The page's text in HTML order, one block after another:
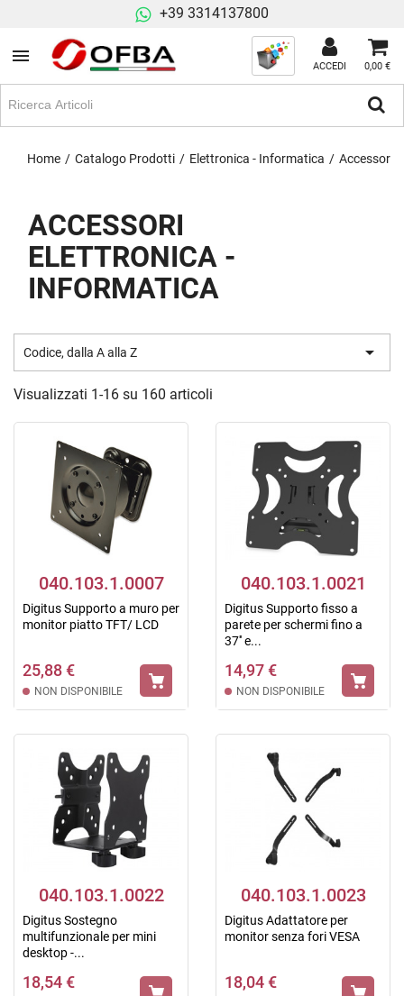
+39 3314137800
ACCEDI 0,00 €
Home Catalogo Prodotti Elettronica - Informatica Accessori
ACCESSORI
ELETTRONICA -
INFORMATICA
Codice, dalla A alla Z 
Visualizzati 1-16 su 160 articoli
040.103.1.0007
Digitus Supporto a muro per
monitor piatto TFT/ LCD
25,88 €
NON DISPONIBILE
040.103.1.0021
Digitus Supporto fisso a
parete per schermi fino a
37'' e...
14,97 €
NON DISPONIBILE
040.103.1.0022
Digitus Sostegno
multifunzionale per mini
desktop -...
18,54 €
040.103.1.0023
Digitus Adattatore per
monitor senza fori VESA
18,04 €